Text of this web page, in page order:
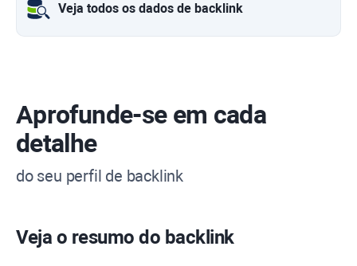
Veja todos os dados de backlink
Aprofunde-se em cada
detalhe
do seu perfil de backlink
Veja o resumo do backlink